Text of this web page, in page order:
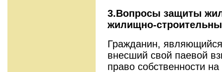
3.Вопросы защиты
жилищно-
Гражданин,
внесший свой паевой
право собственности